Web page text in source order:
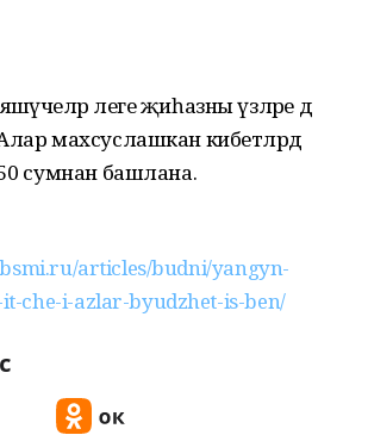
әлеге җиһазны үзләре дә
махсуслашкан кибетләрдә
сумнан башлана.
articles/budni/yangyn-
che-i-azlar-byudzhet-is-ben/